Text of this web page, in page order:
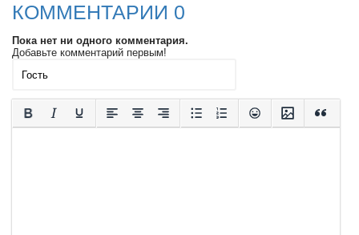
КОММЕНТАРИИ 0
Пока нет ни одного комментария.
Добавьте комментарий первым!